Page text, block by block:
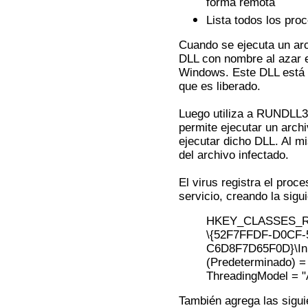
forma remota
Lista todos los
Cuando se ejecuta un
DLL con nombre al azar
Windows. Este DLL
que es liberado.
Luego utiliza a
permite ejecutar un
ejecutar dicho DLL. Al
del archivo infectado.
El virus registra el
servicio, creando la
\{52F7FFDF-
(Predeterminado)
ThreadingModel =
También agrega las